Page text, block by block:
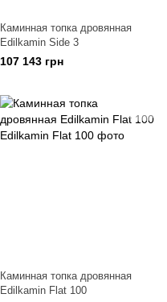
Каминная топка дровянная
Edilkamin Side 3
107 143 грн
Каминная топка дровянная
Edilkamin Flat 100